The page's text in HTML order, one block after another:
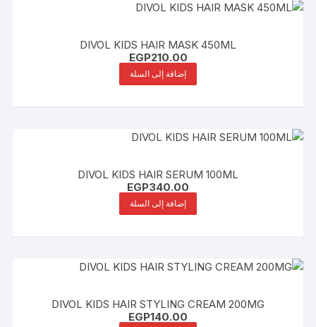
DIVOL KIDS HAIR MASK 450ML
EGP210.00
إضافة إلى السلة
DIVOL KIDS HAIR SERUM 100ML
EGP340.00
إضافة إلى السلة
DIVOL KIDS HAIR STYLING CREAM 200MG
EGP140.00